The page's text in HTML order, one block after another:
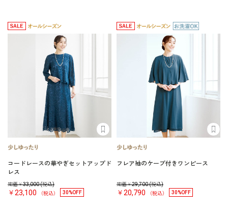
コードレースの華やぎセットアップド
レス
定価￥33,000(税込)
￥23,100 （税込） 30%OFF
フレア袖のケープ付きワンピース
定価￥29,700(税込)
￥20,790 （税込） 30%OFF